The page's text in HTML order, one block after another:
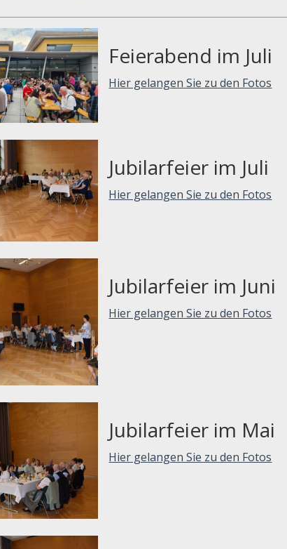
Feierabend im Juli
Hier gelangen Sie zu den Fotos
Jubilarfeier im Juli
Hier gelangen Sie zu den Fotos
Jubilarfeier im Juni
Hier gelangen Sie zu den Fotos
Jubilarfeier im Mai
Hier gelangen Sie zu den Fotos